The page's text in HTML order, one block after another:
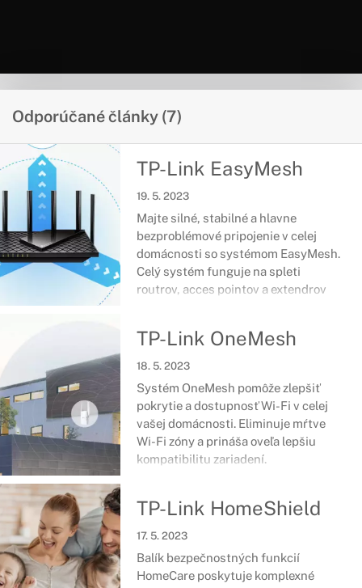
Odporúčané články (7)
TP-Link EasyMesh
19. 5. 2023
Majte silné, stabilné a hlavne
bezproblémové pripojenie v celej
domácnosti so systémom EasyMesh.
Celý systém funguje na spleti
routrov, acces pointov a extendrov
TP-Link OneMesh
18. 5. 2023
Systém OneMesh pomôže zlepšiť
pokrytie a dostupnosť Wi-Fi v celej
vašej domácnosti. Eliminuje mŕtve
Wi-Fi zóny a prináša oveľa lepšiu
kompatibilitu zariadení.
TP-Link HomeShield
17. 5. 2023
Balík bezpečnostných funkcií
HomeCare poskytuje komplexné